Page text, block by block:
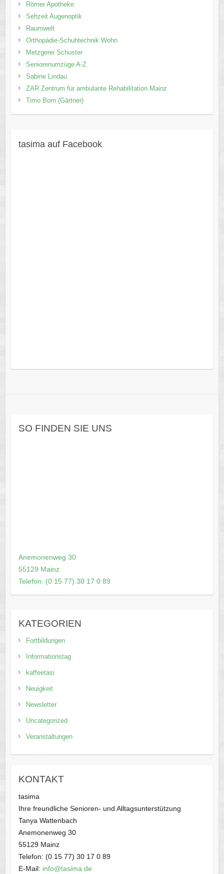
Römer Apotheke
Sehzeit Augenoptik
Raumwelt
Orthopädie-Schuhtechnik Wohn
Metzgerei Schuster
Seniorenumzüge A-Z
Sabine Lindau
ZAR Zentrum für ambulante Rehabilitation Mainz
Timo Born (Gärtner)
tasima auf Facebook
SO FINDEN SIE UNS
Anemonenweg 30
55129 Mainz
Telefon: (0 15 77) 30 17 0 89
KATEGORIEN
Fortbildungen
Informationstag
kaffeetasi
Neuigkeit
Newsletter
Uncategorized
Veranstaltungen
KONTAKT
tasima
Ihre freundliche Senioren- und Alltagsunterstützung
Tanya Wattenbach
Anemonenweg 30
55129 Mainz
Telefon: (0 15 77) 30 17 0 89
E-Mail: info@tasima.de